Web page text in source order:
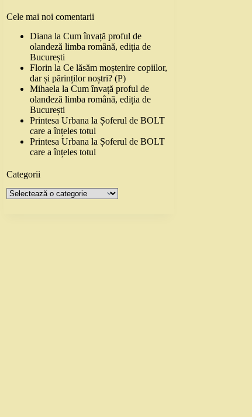
Cele mai noi comentarii
Diana laCum învață proful de
olandeză limba română, ediția de
București
Florin laCe lăsăm moștenire copiilor,
dar și părinților noștri? (P)
Mihaela laCum învață proful de
olandeză limba română, ediția de
București
Printesa Urbana la Șoferul de BOLT
care a înțeles totul
Printesa Urbana la Șoferul de BOLT
care a înțeles totul
Categorii
Categorii